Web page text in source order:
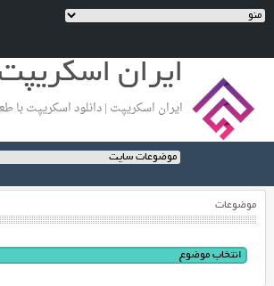
ایران
ایران اسکریپت | دانلود اسکریپت با
موضوعات